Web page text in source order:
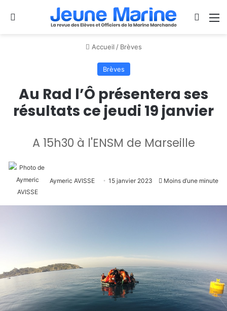
Se connecter
Accueil / Brèves
Brèves
Au Rad l’Ô présentera ses
résultats ce jeudi 19 janvier
A 15h30 à l'ENSM de Marseille
Aymeric AVISSE 15 janvier 2023 Moins d’une minute